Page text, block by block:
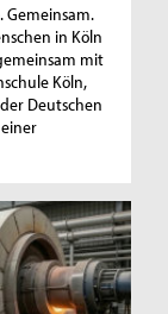
Gemeinsam.
in Köln
mit
Köln,
Deutschen